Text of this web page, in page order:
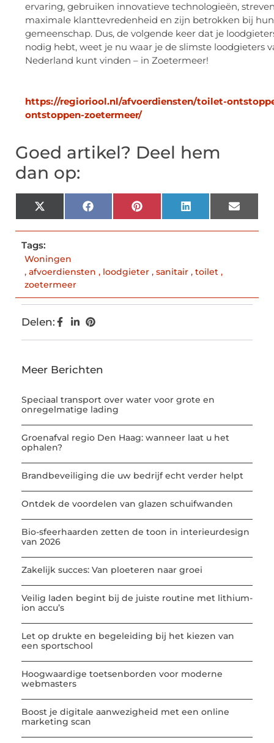
ervaring, gebruiken innovatieve technologieën,
maximale klanttevredenheid en zijn betrokken bij hun
gemeenschap. Dus, de volgende keer dat je
nodig hebt, weet je nu waar je de slimste loodgieters
Nederland kunt vinden – in Zoetermeer!
https://regioriool.nl/afvoerdiensten/toilet-
ontstoppen-zoetermeer/
Goed artikel? Deel hem
dan op:
X
(Twitter)
FacebookPinterestLinkedInEmail
Tags:
Woningen
, afvoerdiensten , loodgieter , sanitair , toilet ,
zoetermeer
Delen:
Meer Berichten
Speciaal transport over water voor grote en
onregelmatige lading
Groenafval regio Den Haag: wanneer laat u het
ophalen?
Brandbeveiliging die uw bedrijf echt verder helpt
Ontdek de voordelen van glazen schuifwanden
Bio-sfeerhaarden zetten de toon in interieurdesign
van 2026
Zakelijk succes: Van ploeteren naar groei
Veilig laden begint bij de juiste routine met lithium-
ion accu’s
Let op drukte en begeleiding bij het kiezen van
een sportschool
Hoogwaardige toetsenborden voor moderne
webmasters
Boost je digitale aanwezigheid met een online
marketing scan